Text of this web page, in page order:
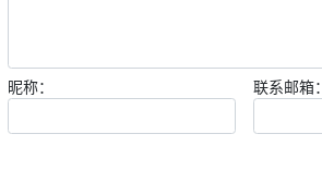
昵称： 联系邮箱：